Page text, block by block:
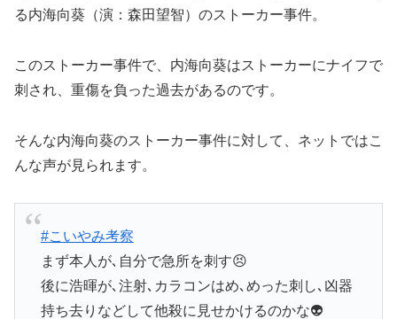
る内海向葵（演：森田望智）のストーカー事件。
このストーカー事件で、内海向葵はストーカーにナイフで
刺され、重傷を負った過去があるのです。
そんな内海向葵のストーカー事件に対して、ネットではこ
んな声が見られます。
#こいやみ考察
まず本人が､自分で急所を刺す😣
後に浩暉が､注射､カラコンはめ､めった刺し､凶器
持ち去りなどして他殺に見せかけるのかな👽